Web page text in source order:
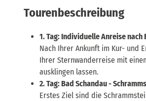
Tourenbeschreibung
1. Tag: Individuelle Anreise nach
Nach Ihrer Ankunft im Kur- und
Ihrer Sternwanderreise mit
ausklingen lassen.
2. Tag: Bad Schandau -
Erstes Ziel sind die